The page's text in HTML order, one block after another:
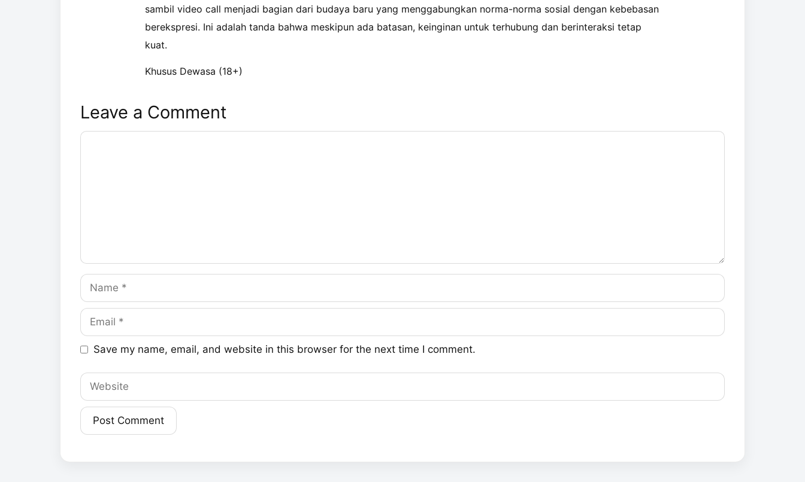
sambil video call menjadi bagian dari budaya baru yang menggabungkan norma-norma sosial dengan kebebasan
berekspresi. Ini adalah tanda bahwa meskipun ada batasan, keinginan untuk terhubung dan berinteraksi tetap
kuat.
Khusus Dewasa (18+)
Leave a Comment
Comment
Name
Email
Save my name, email, and website in this browser for the next time I comment.
Website